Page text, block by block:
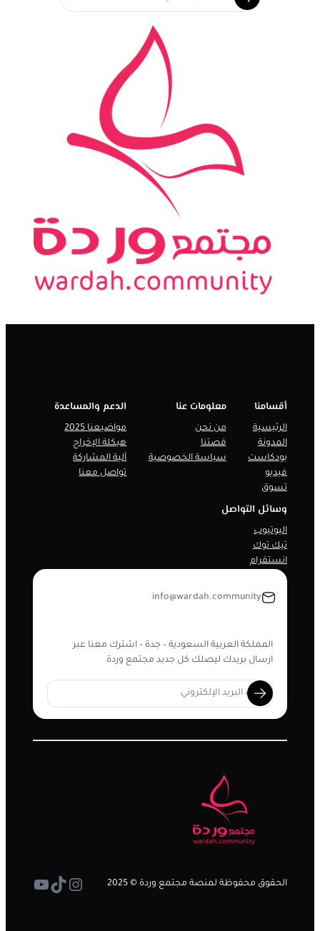
أقسامنا
الرئيسية
المدونة
بودكاست
فيديو
تسوق
معلومات عنا
من نحن
قصتنا
سياسة الخصوصية
الدعم والمساعدة
مواضيعنا 2025
هيكلة الإخراج
آلية المشاركة
تواصل معنا
وسائل التواصل
اليوتيوب
تيك توك
انستقرام
info@wardah.community
المملكة العربية السعودية – جدة – اشترك معنا عبر
ارسال بريدك ليصلك كل جديد مجتمع وردة
الحقوق محفوظة لمنصة مجتمع وردة © 2025 إنستجرام
تيك توكيوتيوب